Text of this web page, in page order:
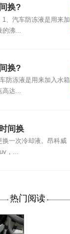
换?
1、汽车防冻液是用来加
沸...
换?
防冻液是用来加入水箱
高达...
间换
一次冷却液。昂科威
，...
热门阅读